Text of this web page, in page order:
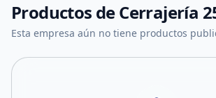
Productos deCerrajería
Esta empresa aún no tiene productos